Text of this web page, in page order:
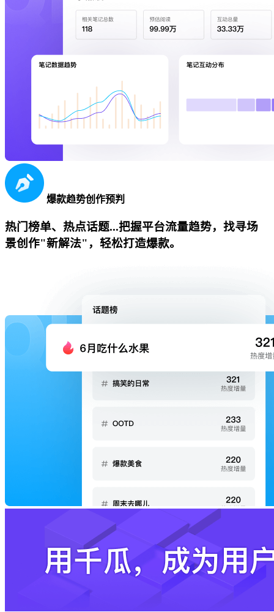
爆款趋势创作预判
热门榜单、热点话题...把握平台流量趋势，找寻场
景创作"新解法"，轻松打造爆款。